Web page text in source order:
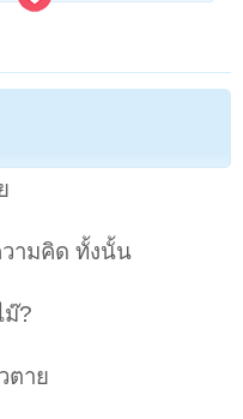
ามคิด ทั้งนั้น
ม๊?
ตาย